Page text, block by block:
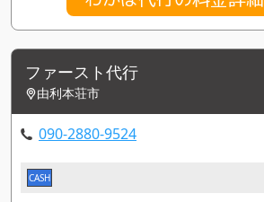
ファースト代行
由利本荘市
090-2880-9524
CASH